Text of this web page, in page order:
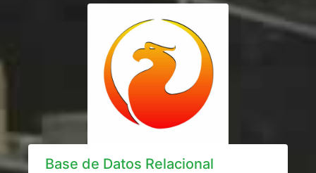
Base de Datos Relacional